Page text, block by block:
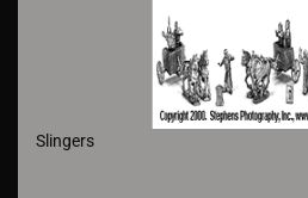
Slingers